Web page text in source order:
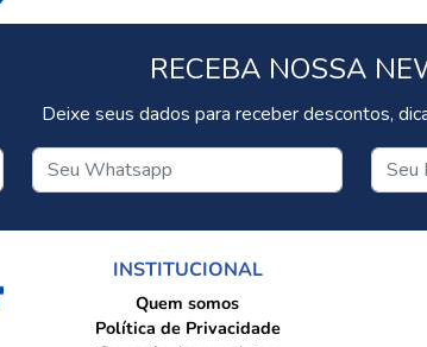
RECEBA NOSSA
Deixe seus dados para receber descontos,
INSTITUCIONAL
Quem somos
Política de Privacidade